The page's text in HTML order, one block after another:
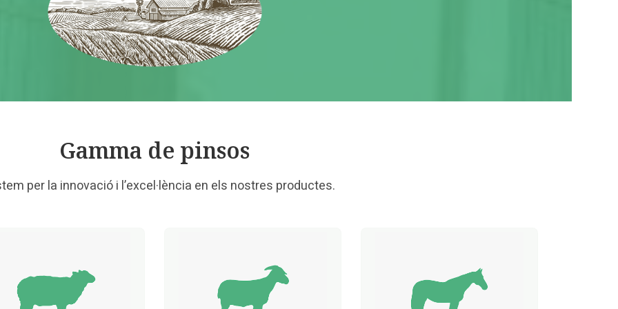
Gamma de pinsos
per la innovació i l’excel·lència en els nostres productes.